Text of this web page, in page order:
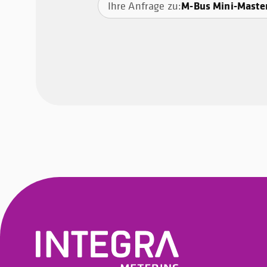
Ihre Anfrage zu:M-Bus Mini-